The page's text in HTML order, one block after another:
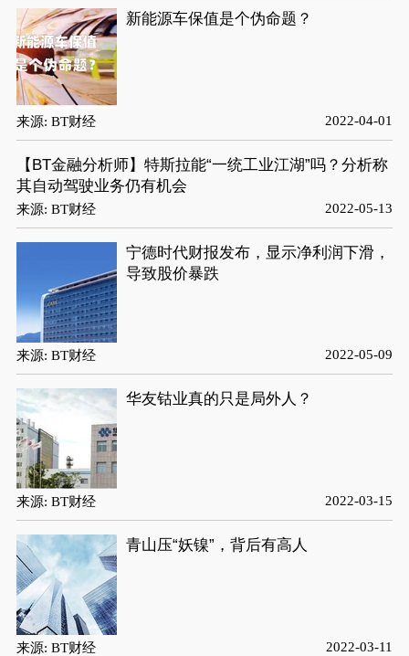
新能源车保值是个伪命题？
来源: BT财经 2022-04-01
【BT金融分析师】特斯拉能“一统工业江湖”吗？分析称
其自动驾驶业务仍有机会
来源: BT财经 2022-05-13
宁德时代财报发布，显示净利润下滑，
导致股价暴跌
来源: BT财经 2022-05-09
华友钴业真的只是局外人？
来源: BT财经 2022-03-15
青山压“妖镍”，背后有高人
来源: BT财经 2022-03-11